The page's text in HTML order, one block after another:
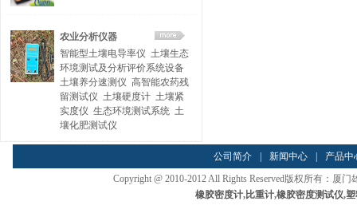
农业分析仪器
智能型土壤电导率仪 土壤生态
环境测试及分析评价系统设备
土壤养分速测仪 高智能农药残
留测试仪 土壤硬度计 土壤紧
实度仪 生态环境测试系统 土
壤化肥测试仪
公司简介 新闻中心
产品中
Copyright @ 2010-2012 All Rights Reserved版权所有：厦
橡胶密度计,比重计,橡胶密度测试仪,塑